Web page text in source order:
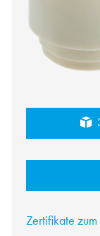
Zertifikate